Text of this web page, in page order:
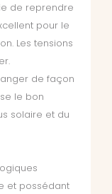
de reprendre
pour le
Les tensions
de façon
le bon
solaire et du
et possédant